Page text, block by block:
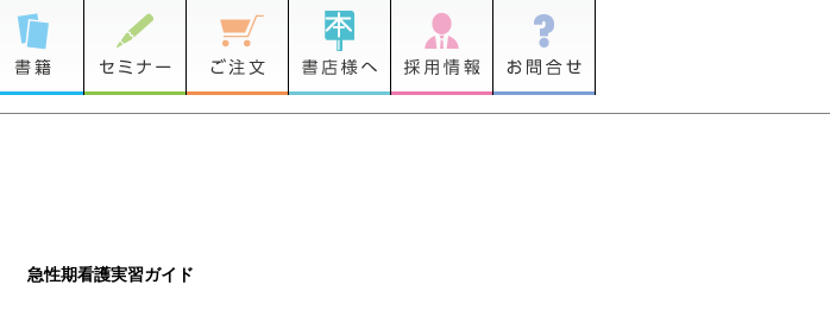
急性期看護実習ガイド